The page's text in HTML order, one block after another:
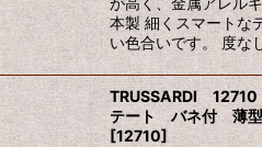
本製 細くスマートな
い色合いです。 度な
TRUSSARDI
テート バネ付 薄
[12710]